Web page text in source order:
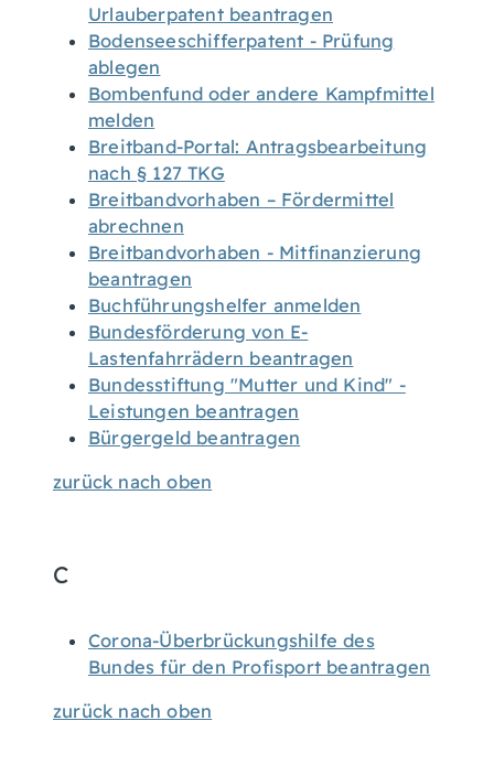
Urlauberpatent beantragen
Bodenseeschifferpatent - Prüfung
ablegen
Bombenfund oder andere Kampfmittel
melden
Breitband-Portal: Antragsbearbeitung
nach § 127 TKG
Breitbandvorhaben – Fördermittel
abrechnen
Breitbandvorhaben - Mitfinanzierung
beantragen
Buchführungshelfer anmelden
Bundesförderung von E-
Lastenfahrrädern beantragen
Bundesstiftung "Mutter und Kind" -
Leistungen beantragen
Bürgergeld beantragen
zurück nach oben
C
Corona-Überbrückungshilfe des
Bundes für den Profisport beantragen
zurück nach oben